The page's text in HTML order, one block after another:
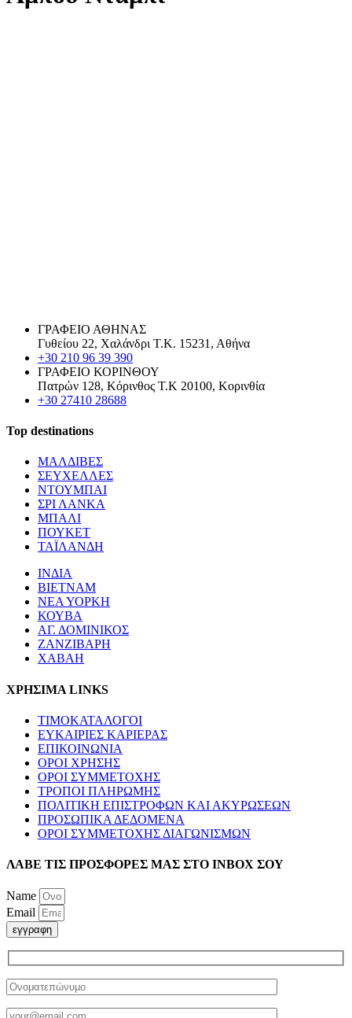
ΓΡΑΦΕΙΟ ΑΘΗΝΑΣ
Γυθείου 22, Χαλάνδρι Τ.Κ. 15231, Αθήνα
+30 210 96 39 390
ΓΡΑΦΕΙΟ ΚΟΡΙΝΘΟΥ
Πατρών 128, Κόρινθος Τ.Κ 20100, Κορινθία
+30 27410 28688
Top destinations
ΜΑΛΔΙΒΕΣ
ΣΕΥΧΕΛΛΕΣ
ΝΤΟΥΜΠΑΙ
ΣΡΙ ΛΑΝΚΑ
ΜΠΑΛΙ
ΠΟΥΚΕΤ
ΤΑΪΛΑΝΔΗ
ΙΝΔΙΑ
ΒΙΕΤΝΑΜ
ΝΕΑ ΥΟΡΚΗ
ΚΟΥΒΑ
ΑΓ. ΔΟΜΙΝΙΚΟΣ
ΖΑΝΖΙΒΑΡΗ
ΧΑΒΑΗ
ΧΡΗΣΙΜΑ LINKS
ΤΙΜΟΚΑΤΑΛΟΓΟΙ
ΕΥΚΑΙΡΙΕΣ ΚΑΡΙΕΡΑΣ
ΕΠΙΚΟΙΝΩΝΙΑ
ΟΡΟΙ ΧΡΗΣΗΣ
ΟΡΟΙ ΣΥΜΜΕΤΟΧΗΣ
ΤΡΟΠΟΙ ΠΛΗΡΩΜΗΣ
ΠΟΛΙΤΙΚΗ ΕΠΙΣΤΡΟΦΩΝ ΚΑΙ ΑΚΥΡΩΣΕΩΝ
ΠΡΟΣΩΠΙΚΑ ΔΕΔΟΜΕΝΑ
ΟΡΟΙ ΣΥΜΜΕΤΟΧΗΣ ΔΙΑΓΩΝΙΣΜΩΝ
ΛΑΒΕ ΤΙΣ ΠΡΟΣΦΟΡΕΣ ΜΑΣ ΣΤΟ ΙΝΒΟΧ ΣΟΥ
Name
Email
εγγραφη